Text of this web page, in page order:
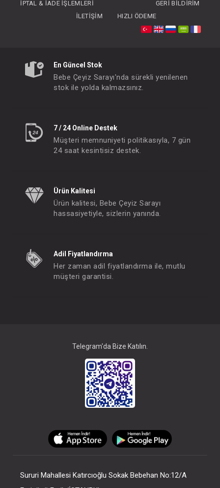
OLUNUZ
İPTAL & İADE İŞLEMLERI
GERI BILDIRIM
İLETIŞIM
HIZLI ÖDEME
En Güncel Stok
Bebe Çeyiz Sarayı'nda sürekli yenilenen
stok ile yolda kalmazsınız.
7 / 24 Online Destek
Müşteri memnuniyeti politikasıyla, 7 gün
24 saat kesintisiz destek.
Ürün Kalitesi
Ürün kalitesi, Bebe Çeyiz Sarayı
hassasiyetiyle, sizlerin yanında.
Adil Fiyatlandırma
Her zaman adil fiyatlandırma ile, mutlu
müşteri garantisi.
Telegram'da Bize Katılın.
Sururi Mahallesi Katırcıoğlu Sokak Bebehan No:12/A